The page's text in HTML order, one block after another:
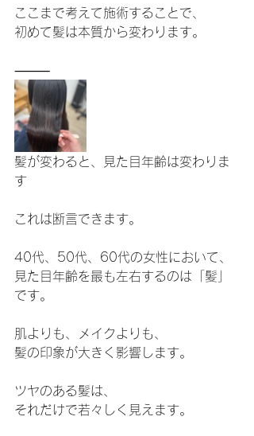
ここまで考えて施術することで、
初めて髪は本質から変わります。
⸻
髪が変わると、見た目年齢は変わりま
す
これは断言できます。
40代、50代、60代の女性において、
見た目年齢を最も左右するのは「髪」
です。
肌よりも、メイクよりも、
髪の印象が大きく影響します。
ツヤのある髪は、
それだけで若々しく見えます。